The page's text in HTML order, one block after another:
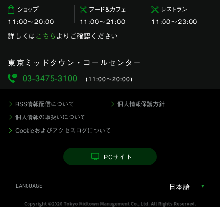
ショップ
11:00〜20:00
フード＆カフェ
11:00～21:00
レストラン
11:00〜23:00
詳しくは こちら よりご確認ください
東京ミッドタウン・コールセンター
03-3475-3100
(11:00〜20:00)
RSS情報配信について 個人情報保護方針
個人情報の取扱いについて
Cookieおよびアクセスログについて
PCサイト
日本語